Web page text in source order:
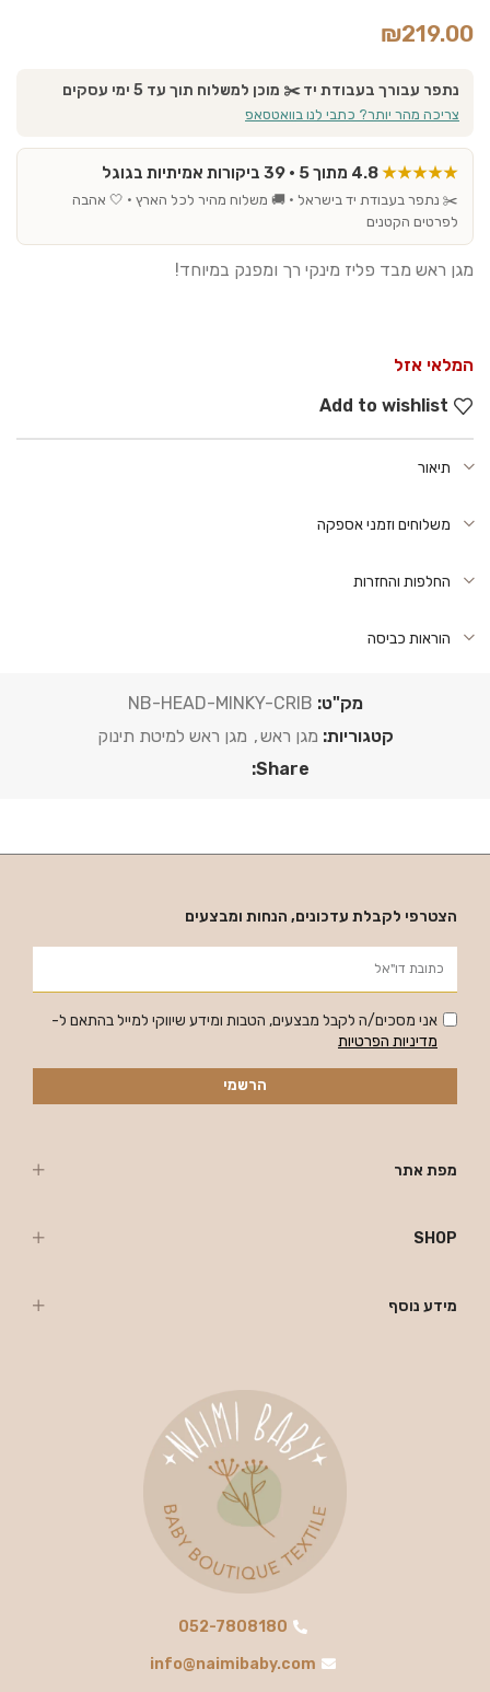
₪219.00
נתפר עבורך בעבודת יד ✂️ מוכן למשלוח תוך עד 5 ימי עסקים
צריכה מהר יותר? כתבי לנו בוואטסאפ
★★★★★
✂️ נתפר בעבודת יד בישראל · 🚚 משלוח מהיר לכל הארץ · 🤍 אהבה
לפרטים הקטנים
מגן ראש מבד פליז מינקי רך ומפנק במיוחד!
המלאי אזל
Add to wishlist
תיאור
משלוחים וזמני אספקה
החלפות והחזרות
הוראות כביסה
מק"ט: NB-HEAD-MINKY-CRIB
קטגוריות: מגן ראש, מגן ראש למיטת תינוק
Share:
052-7808180
info@naimibaby.com
מפת אתר
SHOP
מידע נוסף
הצטרפי לקבלת עדכונים, הנחות ומבצעים
אני מסכים/ה לקבל מבצעים, הטבות ומידע שיווקי למייל בהתאם ל-
מדיניות הפרטיות
הרשמי